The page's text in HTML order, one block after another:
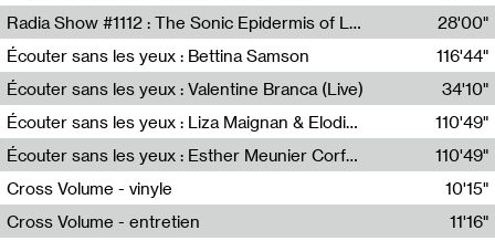
Feriel Boushaki
Radia Show #1112 : The Sonic Epidermis of Lake Léman by Paul Courlet / Guest Slot
28'00"
Écouter sans les yeux : Bettina Samson
Bettina Samson
116'44"
Écouter sans les yeux : Valentine Branca (Live)
Valentine Branca
34'10"
Écouter sans les yeux : Liza Maignan & Elodie Lecat
Liza Maignan,Elodie Lecat
110'49"
Écouter sans les yeux : Esther Meunier Corfdyr
Esther Meunier Corfdyr
110'49"
Cross Volume - vinyle
10'15"
Cross Volume - entretien
11'16"